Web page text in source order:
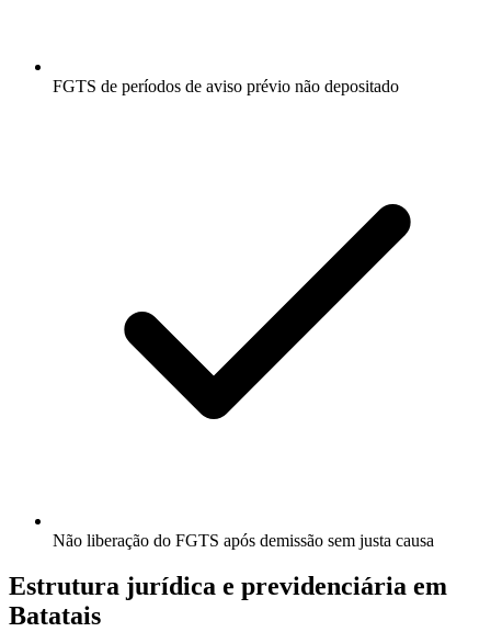
FGTS de períodos de aviso prévio não depositado
Não liberação do FGTS após demissão sem justa causa
Estrutura jurídica e previdenciária em
Batatais